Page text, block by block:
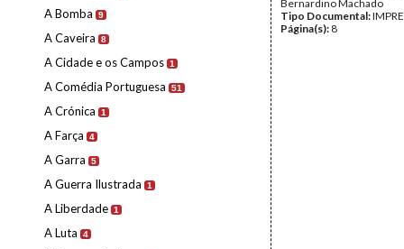
A Bomba 9
A Caveira 8
A Cidade e os Campos 1
A Comédia Portuguesa 51
A Crónica 1
A Farça 4
A Garra 5
A Guerra Ilustrada 1
A Liberdade 1
A Luta 4
Bernardino Machado
Tipo Documental:
Página(s): 8